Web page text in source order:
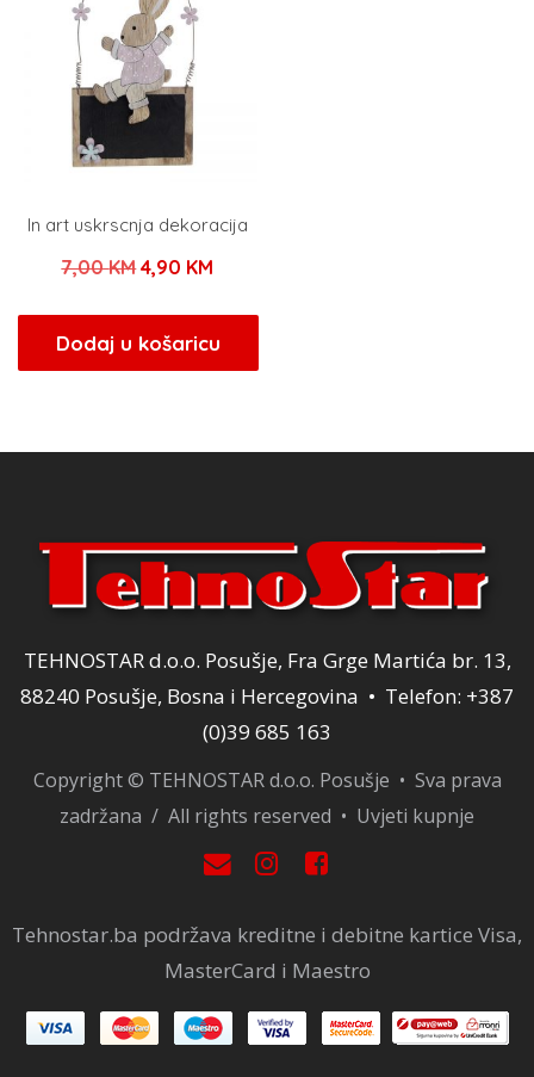
In art uskrscnja dekoracija
7,00KMIzvorna
bila
je:
4,90 KM
je:
4,90 KM.
Dodaj u košaricu
TEHNOSTAR d.o.o. Posušje, Fra Grge Martića br. 13,
88240 Posušje, Bosna i Hercegovina • Telefon: +387
(0)39 685 163
Copyright © TEHNOSTAR d.o.o. Posušje • Sva prava
zadržana / All rights reserved • Uvjeti kupnje
Tehnostar.ba podržava kreditne i debitne kartice Visa,
MasterCard i Maestro